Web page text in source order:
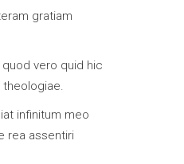
gratiam
vero quid hic
infinitum meo
rea assentiri